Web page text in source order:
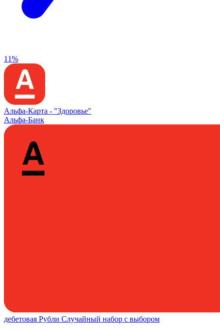
11%
Альфа‑Карта - "Здоровье"
Альфа-Банк
дебетовая Рубли Случайный набор с выбором